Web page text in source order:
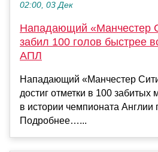
02:00, 03 Дек
Нападающий «Манчестер
забил 100 голов быстрее
АПЛ
Нападающий «Манчестер
достиг отметки в 100 забитых
в истории чемпионата Англии
Подробнее…...